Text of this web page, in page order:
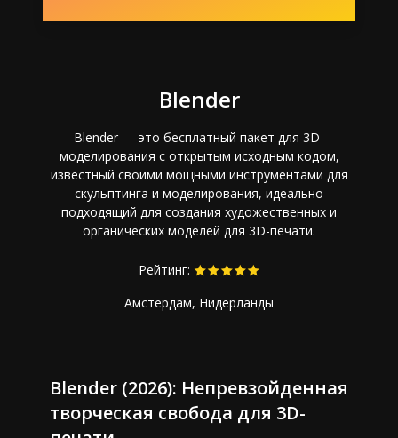
Blender
Blender — это бесплатный пакет для 3D-
моделирования с открытым исходным кодом,
известный своими мощными инструментами для
скульптинга и моделирования, идеально
подходящий для создания художественных и
органических моделей для 3D-печати.
Рейтинг:
Амстердам, Нидерланды
Blender (2026): Непревзойденная
творческая свобода для 3D-